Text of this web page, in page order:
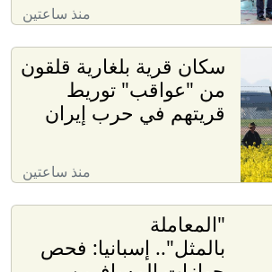
منذ ساعتين
سكان قرية بلغارية قلقون
من "عواقب" توريط
قريتهم في حرب إيران
منذ ساعتين
"المعاملة
بالمثل".. إسبانيا: فحص